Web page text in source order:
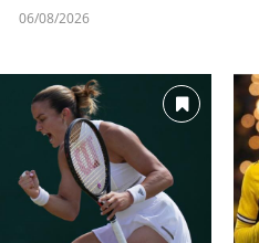
06/08/2026